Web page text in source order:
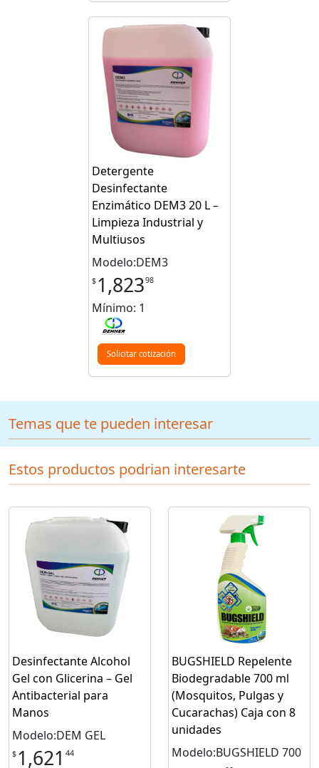
Detergente
Desinfectante
Enzimático DEM3 20 L –
Limpieza Industrial y
Multiusos
Modelo:DEM3
$ 1,82398
Mínimo: 1
Solicitar cotización
Temas que te pueden interesar
Estos productos podrian interesarte
Desinfectante Alcohol
Gel con Glicerina – Gel
Antibacterial para
Manos
Modelo:DEM GEL
$ 1,621 44
BUGSHIELD Repelente
Biodegradable 700 ml
(Mosquitos, Pulgas y
Cucarachas) Caja con 8
unidades
Modelo:BUGSHIELD 700